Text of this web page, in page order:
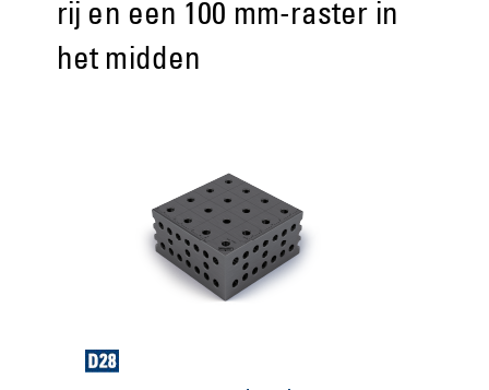
rij en een 100 mm-raster in
het midden